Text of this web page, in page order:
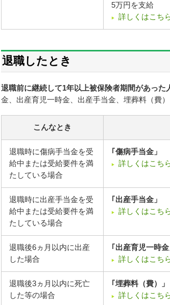
5万円を支給
詳しくはこち
退職したとき
退職前に継続して1年以上被保険者期間があった
金、出産育児一時金、出産手当金、埋葬料（費
こんなとき
退職時に傷病手当金を受
給中または受給要件を満
たしている場合
｢傷病手当金」
詳しくはこち
退職時に出産手当金を受
給中または受給要件を満
たしている場合
｢出産手当金」
詳しくはこち
退職後6ヵ月以内に出産
した場合
｢出産育児一時金
詳しくはこち
退職後3ヵ月以内に死亡
した等の場合
｢埋葬料（費）」
詳しくはこち